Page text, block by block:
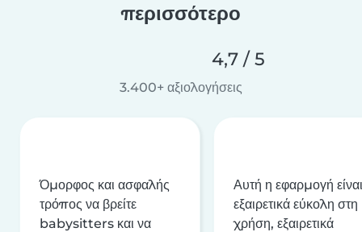
περισσότερο
4,7 / 5
3.400+ αξιολογήσεις
Όμορφος και ασφαλής
τρόπος να βρείτε
babysitters και να
Αυτή η εφαρμογή είναι
εξαιρετικά εύκολη στη
χρήση, εξαιρετικά